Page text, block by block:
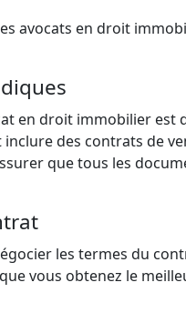
avocats en droit
en droit immobilier est
des contrats de
que tous les
les termes du
vous obtenez le